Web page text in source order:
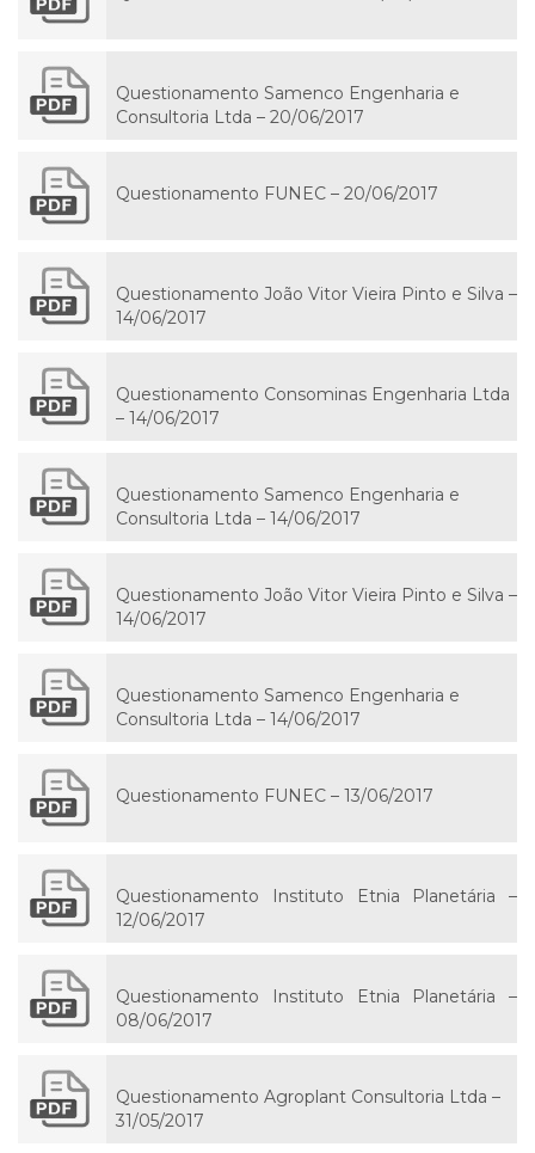
Questionamento Samenco Engenharia e
Consultoria Ltda – 20/06/2017
Questionamento FUNEC – 20/06/2017
Questionamento João Vitor Vieira Pinto e Silva –
14/06/2017
Questionamento Consominas Engenharia Ltda
– 14/06/2017
Questionamento Samenco Engenharia e
Consultoria Ltda – 14/06/2017
Questionamento João Vitor Vieira Pinto e Silva –
14/06/2017
Questionamento Samenco Engenharia e
Consultoria Ltda – 14/06/2017
Questionamento FUNEC – 13/06/2017
Questionamento Instituto Etnia Planetária –
12/06/2017
Questionamento Instituto Etnia Planetária –
08/06/2017
Questionamento Agroplant Consultoria Ltda –
31/05/2017